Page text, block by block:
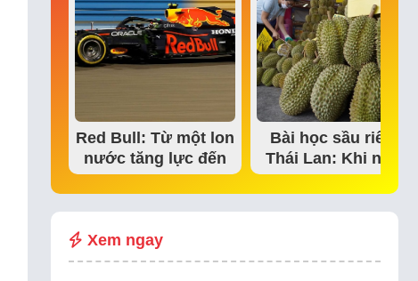
Red Bull: Từ một lon
nước tăng lực đến
đế chế thể…
Bài học sầu riêng
Thái Lan: Khi niềm
tin thị trường bắt…
Xem ngay